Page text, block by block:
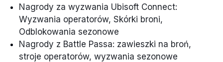
Nagrody za wyzwania Ubisoft Connect:
Wyzwania operatorów, Skórki broni,
Odblokowania sezonowe
Nagrody z Battle Passa: zawieszki na broń,
stroje operatorów, wyzwania sezonowe